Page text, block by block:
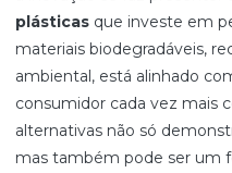
plásticas que investe em
materiais biodegradáveis,
ambiental, está alinhado
consumidor cada vez mais
alternativas não só
mas também pode ser um